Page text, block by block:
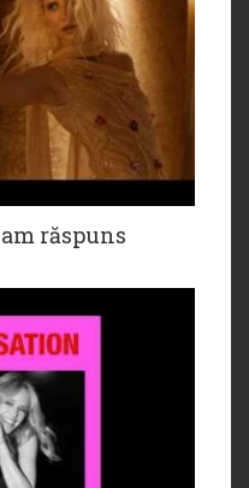
am răspuns